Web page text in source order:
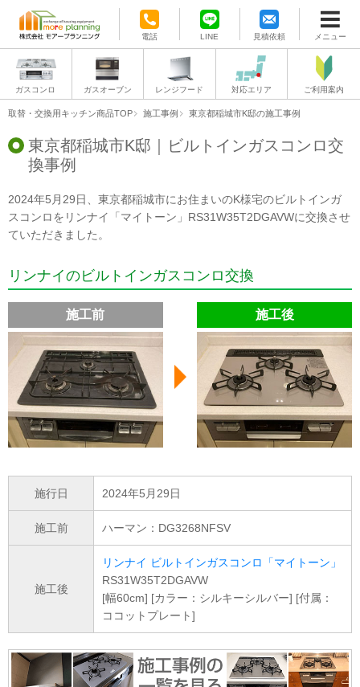
電話 LINE 見積依頼 メニュー
ガスコンロ ガスオーブン レンジフード 対応エリア ご利用案内
取替・交換用キッチン商品TOP 施工事例 東京都稲城市K邸の施工事例
東京都稲城市K邸｜ビルトインガスコンロ交
換事例
2024年5月29日、東京都稲城市にお住まいのK様宅のビルトインガ
スコンロをリンナイ「マイトーン」RS31W35T2DGAVWに交換させ
ていただきました。
リンナイのビルトインガスコンロ交換
施工前 施工後
施行日 2024年5月29日
施工前 ハーマン：DG3268NFSV
施工後
リンナイ ビルトインガスコンロ「マイトーン」
RS31W35T2DGAVW
[幅60cm] [カラー：シルキーシルバー] [付属：
ココットプレート]